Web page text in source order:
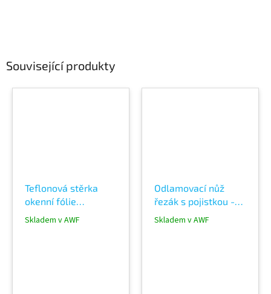
Související produkty
Teflonová stěrka
okenní fólie
autofólie černá
Skladem v AWF
Odlamovací nůž
řezák s pojistkou -
skalpel na 9mm
Skladem v AWF